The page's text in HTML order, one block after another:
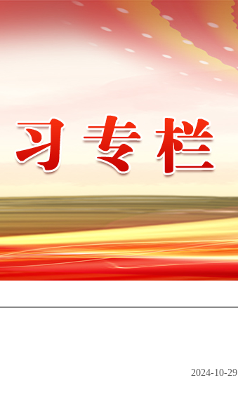
2024-10-29